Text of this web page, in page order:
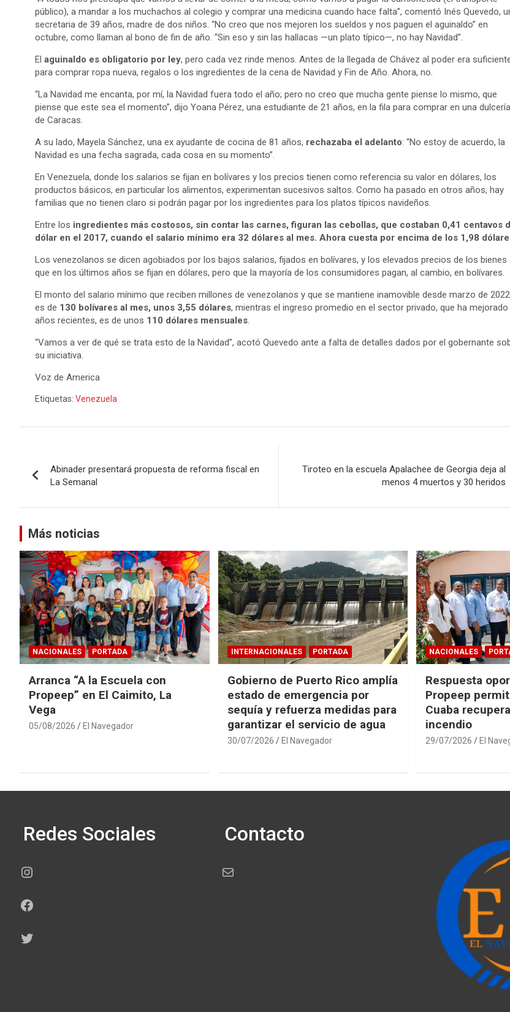
público), a mandar a los muchachos al colegio y comprar una medicina cuando hace falta”, comentó Inés Quevedo,
secretaria de 39 años, madre de dos niños. “No creo que nos mejoren los sueldos y nos paguen el aguinaldo” en
octubre, como llaman al bono de fin de año. “Sin eso y sin las hallacas —un plato típico—, no hay Navidad”.
El aguinaldo es obligatorio por ley, pero cada vez rinde menos. Antes de la llegada de Chávez al poder era
para comprar ropa nueva, regalos o los ingredientes de la cena de Navidad y Fin de Año. Ahora, no.
“La Navidad me encanta, por mí, la Navidad fuera todo el año; pero no creo que mucha gente piense lo mismo, que
piense que este sea el momento”, dijo Yoana Pérez, una estudiante de 21 años, en la fila para comprar en una dulcería
de Caracas.
A su lado, Mayela Sánchez, una ex ayudante de cocina de 81 años, rechazaba el adelanto: “No estoy de acuerdo, la
Navidad es una fecha sagrada, cada cosa en su momento”.
En Venezuela, donde los salarios se fijan en bolívares y los precios tienen como referencia su valor en dólares, los
productos básicos, en particular los alimentos, experimentan sucesivos saltos. Como ha pasado en otros años, hay
familias que no tienen claro si podrán pagar por los ingredientes para los platos típicos navideños.
Entre los ingredientes más costosos, sin contar las carnes, figuran las cebollas, que costaban 0,41 centavos
dólar en el 2017, cuando el salario mínimo era 32 dólares al mes. Ahora cuesta por encima de los 1,98
Los venezolanos se dicen agobiados por los bajos salarios, fijados en bolívares, y los elevados precios de los bienes
que en los últimos años se fijan en dólares, pero que la mayoría de los consumidores pagan, al cambio, en bolívares.
El monto del salario mínimo que reciben millones de venezolanos y que se mantiene inamovible desde marzo de 2022
es de 130 bolívares al mes, unos 3,55 dólares, mientras el ingreso promedio en el sector privado, que ha mejorado
años recientes, es de unos 110 dólares mensuales.
“Vamos a ver de qué se trata esto de la Navidad”, acotó Quevedo ante a falta de detalles dados por el gobernante
su iniciativa.
Voz de America
Etiquetas: Venezuela
de
entradas
Abinader presentará propuesta de reforma fiscal en
La Semanal
Tiroteo en la escuela Apalachee de Georgia deja al
menos 4 muertos y 30 heridos
Más noticias
NACIONALES PORTADA
Arranca “A la Escuela con
Propeep” en El Caimito, La
Vega
05/08/2026 El Navegador
INTERNACIONALES PORTADA
Gobierno de Puerto Rico amplía
estado de emergencia por
sequía y refuerza medidas para
garantizar el servicio de agua
30/07/2026 El Navegador
NACIONALES
Respuesta
Propeep
Cuaba
incendio
29/07/2026 El
Redes Sociales
Instagram
Facebook
Twitter
Contacto
Correo electrónico